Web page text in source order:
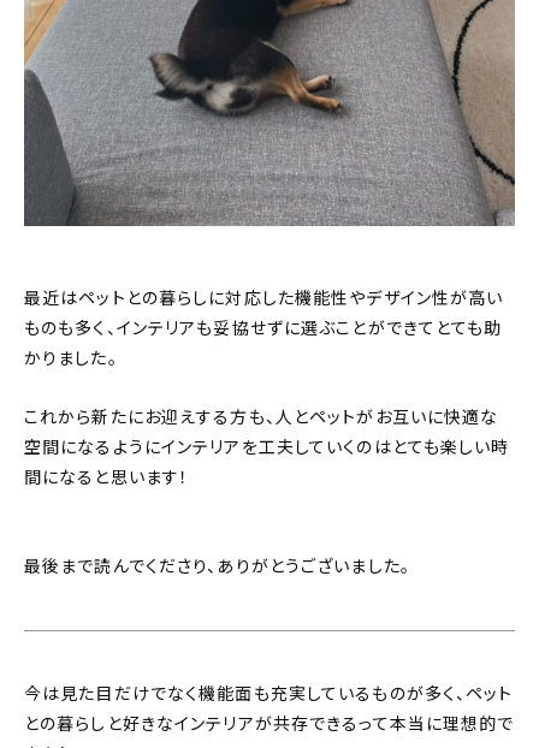
最近はペットとの暮らしに対応した機能性やデザイン性が高い
ものも多く、インテリアも妥協せずに選ぶことができてとても助
かりました。
これから新たにお迎えする方も、人とペットがお互いに快適な
空間になるようにインテリアを工夫していくのはとても楽しい時
間になると思います！
最後まで読んでくださり、ありがとうございました。
今は見た目だけでなく機能面も充実しているものが多く、ペット
との暮らしと好きなインテリアが共存できるって本当に理想的で